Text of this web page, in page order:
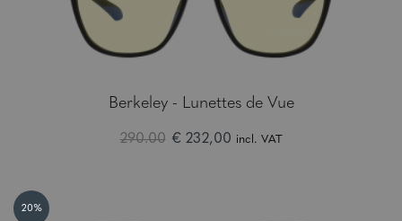
Berkeley - Lunettes de Vue
290.00 € 232,00 incl. VAT
20%